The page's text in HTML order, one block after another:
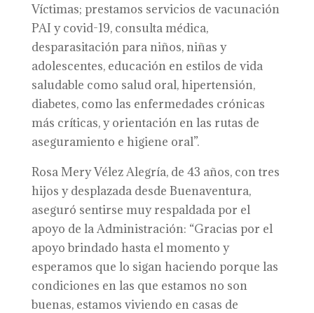
Víctimas; prestamos servicios de vacunación
PAI y covid-19, consulta médica,
desparasitación para niños, niñas y
adolescentes, educación en estilos de vida
saludable como salud oral, hipertensión,
diabetes, como las enfermedades crónicas
más críticas, y orientación en las rutas de
aseguramiento e higiene oral”.
Rosa Mery Vélez Alegría, de 43 años, con tres
hijos y desplazada desde Buenaventura,
aseguró sentirse muy respaldada por el
apoyo de la Administración: “Gracias por el
apoyo brindado hasta el momento y
esperamos que lo sigan haciendo porque las
condiciones en las que estamos no son
buenas, estamos viviendo en casas de